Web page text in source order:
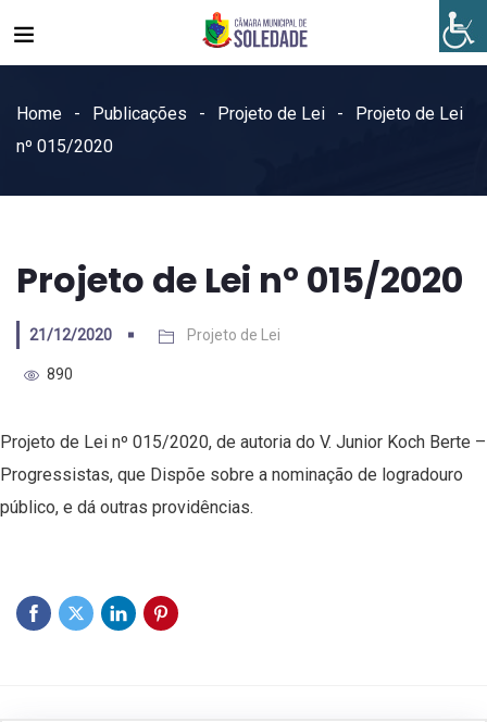
Home Publicações Projeto de Lei
Projeto de Lei
nº 015/2020
Projeto de Lei nº 015/2020
21/12/2020 Projeto de Lei
890
Projeto de Lei nº 015/2020, de autoria do V. Junior Koch Berte –
Progressistas, que Dispõe sobre a nominação de logradouro
público, e dá outras providências.